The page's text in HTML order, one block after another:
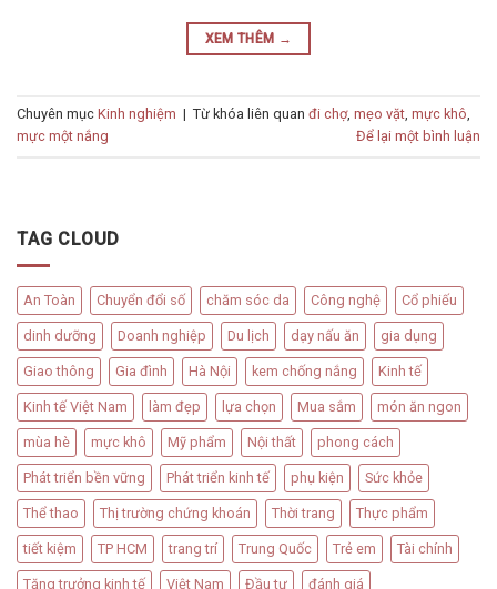
XEM THÊM →
Chuyên mục Kinh nghiệm | Từ khóa liên quan đi chợ, mẹo vặt, mực khô,
mực một nắng
Để lại một bình luận
TAG CLOUD
An Toàn Chuyển đổi số chăm sóc da Công nghệ Cổ phiếu
dinh dưỡng Doanh nghiệp Du lịch dạy nấu ăn gia dụng
Giao thông Gia đình Hà Nội kem chống nắng Kinh tế
Kinh tế Việt Nam làm đẹp lựa chọn Mua sắm món ăn ngon
mùa hè mực khô Mỹ phẩm Nội thất phong cách
Phát triển bền vững Phát triển kinh tế phụ kiện Sức khỏe
Thể thao Thị trường chứng khoán Thời trang Thực phẩm
tiết kiệm TP HCM trang trí Trung Quốc Trẻ em Tài chính
Tăng trưởng kinh tế Việt Nam Đầu tư đánh giá